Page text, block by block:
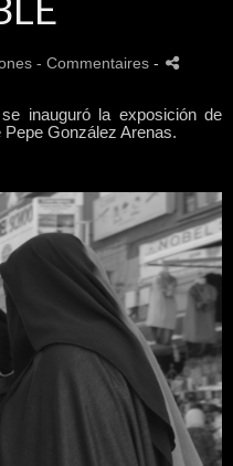
- Commentaires -
inauguró la exposición de
Pepe González Arenas.